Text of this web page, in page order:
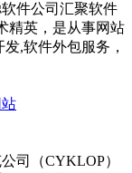
件公司汇聚软件
精英，是从事网站
,软件外包服务，
司（CYKLOP）